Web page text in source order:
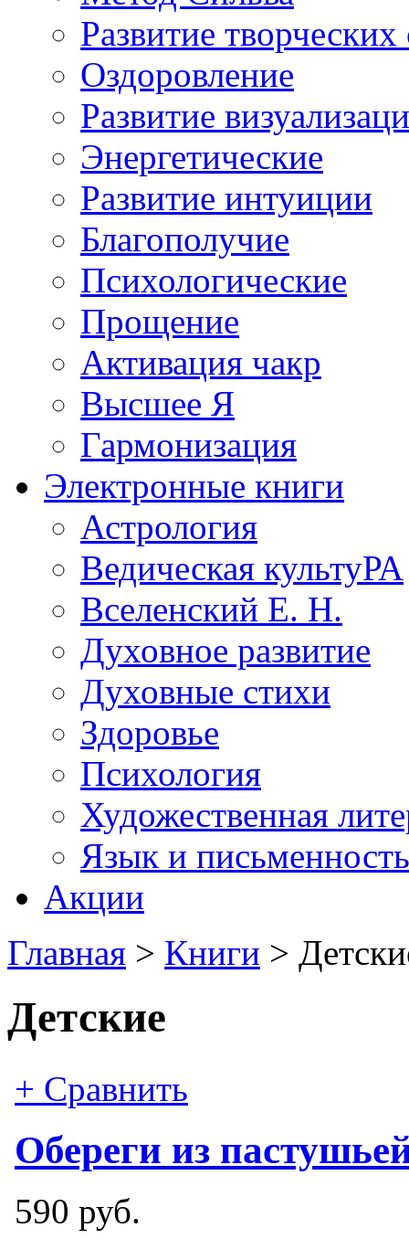
Развитие
Оздоровление
Развитие
Энергетические
Развитие интуиции
Благополучие
Психологические
Прощение
Активация чакр
Высшее Я
Гармонизация
Электронные книги
Астрология
Ведическая культуРА
Вселенский Е. Н.
Духовное развитие
Духовные стихи
Здоровье
Психология
Художественная
Язык и письменность
Акции
Главная > Книги >
Детские
+ Сравнить
Обереги из
590 руб.